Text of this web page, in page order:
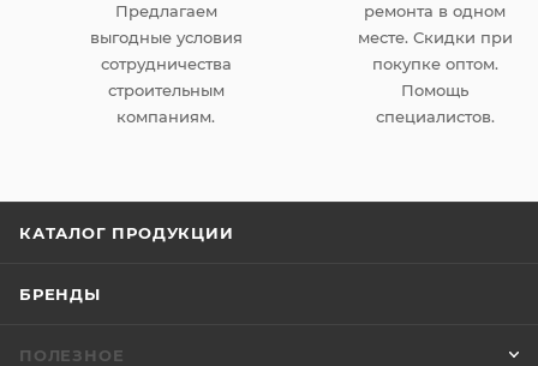
Предлагаем
выгодные условия
сотрудничества
строительным
компаниям.
ремонта в одном
месте. Скидки при
покупке оптом.
Помощь
специалистов.
КАТАЛОГ ПРОДУКЦИИ
БРЕНДЫ
ПОЛЕЗНОЕ